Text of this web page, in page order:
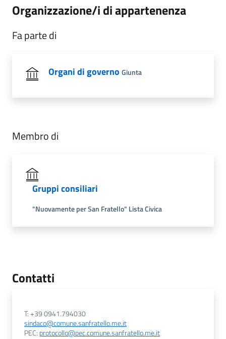
Organizzazione/i di appartenenza
Fa parte di
Organi di governo Giunta
Membro di
Gruppi consiliari
"Nuovamente per San Fratello" Lista Civica
Contatti
T: +39 0941.794030
sindaco@comune.sanfratello.me.it
PEC: protocollo@pec.comune.sanfratello.me.it